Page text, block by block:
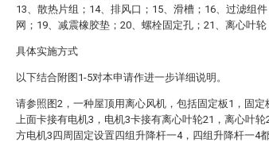
13、散热片组；14、排风口；15、滑槽；16、过滤组
网；19、减震橡胶垫；20、螺栓固定孔；21、离心叶轮
具体实施方式
以下结合附图1-5对本申请作进一步详细说明。
请参照图2，一种屋顶用离心风机，包括固定板1，固
上面卡接有电机3，电机3卡接有离心叶轮21，离心叶
方电机3四周固定设置四组升降杆一4，四组升降杆一4